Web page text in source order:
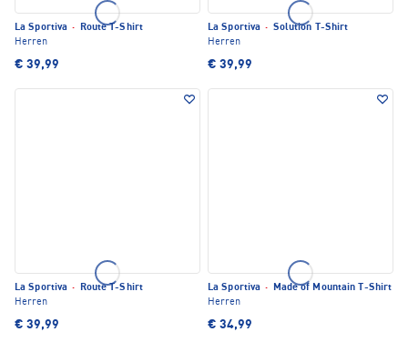
La Sportiva ·
Route T-Shirt
Herren
€ 39,99
La Sportiva · Solution T-Shirt
Herren
€ 39,99
La Sportiva ·
Route T-Shirt
Herren
€ 39,99
La Sportiva ·
Made of Mountain T-Shirt
Herren
€ 34,99